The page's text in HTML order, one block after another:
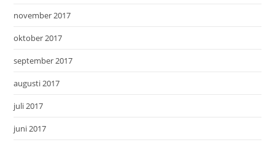
november 2017
oktober 2017
september 2017
augusti 2017
juli 2017
juni 2017